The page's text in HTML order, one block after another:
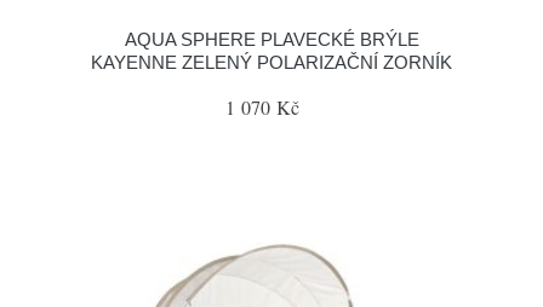
AQUA SPHERE PLAVECKÉ BRÝLE
KAYENNE ZELENÝ POLARIZAČNÍ ZORNÍK
1 070 Kč